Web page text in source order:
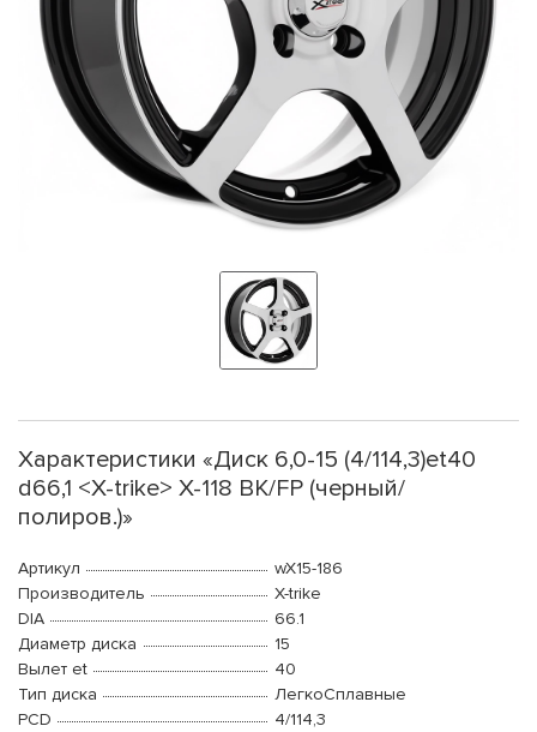
Характеристики «Диск 6,0-15 (4/114,3)et40
d66,1 <X-trike> X-118 BK/FP (черный/
полиров.)»
Артикул
wX15-186
Производитель
X-trike
DIA
66.1
Диаметр диска
15
Вылет et
40
Тип диска
ЛегкоСплавные
PCD
4/114,3